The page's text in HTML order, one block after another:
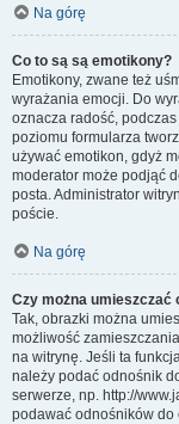
Na górę
Co to są są emotikony?
Emotikony, zwane też
wyrażania emocji. Do
oznacza radość,
poziomu formularza
używać emotikon, gdyż
moderator może podjąć
posta. Administrator
poście.
Na górę
Czy można umieszczać
Tak, obrazki można
możliwość
na witrynę. Jeśli ta
należy podać odnośnik
serwerze, np. http://
podawać odnośników do